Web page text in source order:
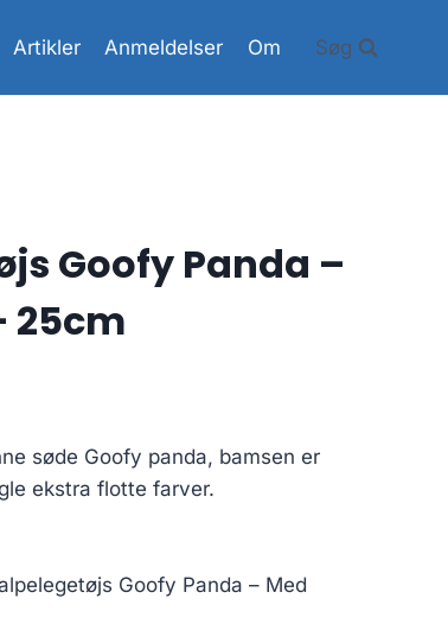
Artikler Anmeldelser Om Søg
Goofy Panda –
25cm
søde Goofy panda, bamsen er
ekstra flotte farver.
Goofy Panda – Med